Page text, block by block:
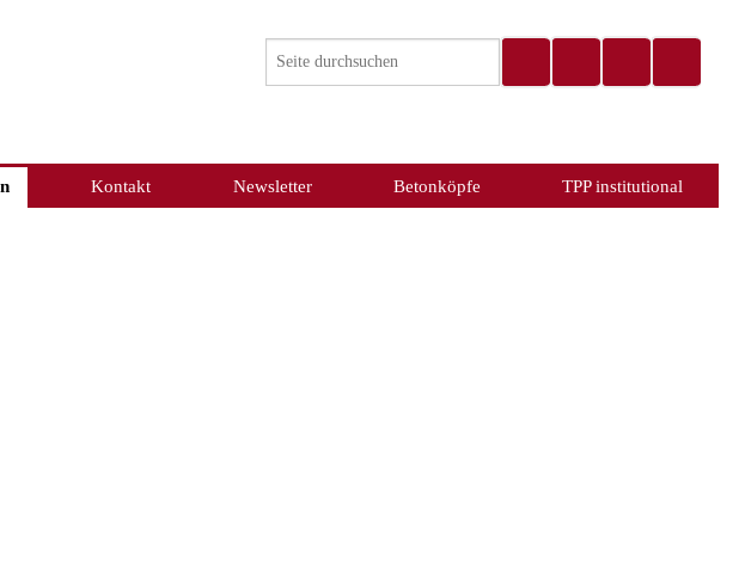
Kontakt Newsletter Betonköpfe TPP institutional